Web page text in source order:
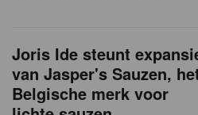
Joris Ide steunt
van Jasper's Sauzen,
Belgische merk voor